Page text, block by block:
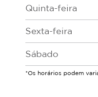
Quinta-feira
Sexta-feira
Sábado
*Os horários podem